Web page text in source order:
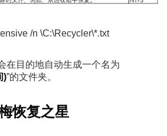
/n \C:\Recycler\*.txt
在目的地自动生成一个名为
)”的文件夹。
恢复之星